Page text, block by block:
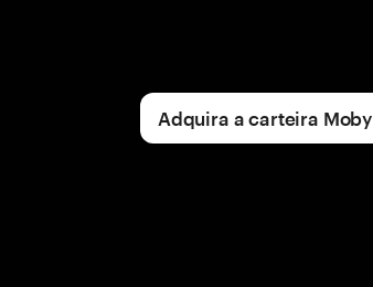
Adquira a carteira Moby